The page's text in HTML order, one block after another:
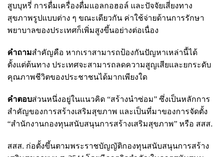
สูบบุหรี่ การดื่มเครื่องดื่มแอลกอฮอล์ และปัจจัยเสี่ยงทาง
สุขภาพรูปแบบต่าง ๆ ขณะเดียวกัน ค่าใช้จ่ายด้านการรักษา
พยาบาลของประเทศก็เพิ่มสูงขึ้นอย่างต่อเนื่อง
คำถามสำคัญคือ หากเราสามารถป้องกันปัญหาเหล่านี้ได้
ตั้งแต่ต้นทาง ประเทศจะสามารถลดความสูญเสียและยกระดับ
คุณภาพชีวิตของประชาชนได้มากเพียงใด
คำตอบส่วนหนึ่งอยู่ในแนวคิด “สร้างนำซ่อม” ซึ่งเป็นหลักการ
สำคัญของการสร้างเสริมสุขภาพ และเป็นที่มาของการจัดตั้ง
“สำนักงานกองทุนสนับสนุนการสร้างเสริมสุขภาพ” หรือ สสส.
สสส. ก่อตั้งขึ้นตามพระราชบัญญัติกองทุนสนับสนุนการสร้าง